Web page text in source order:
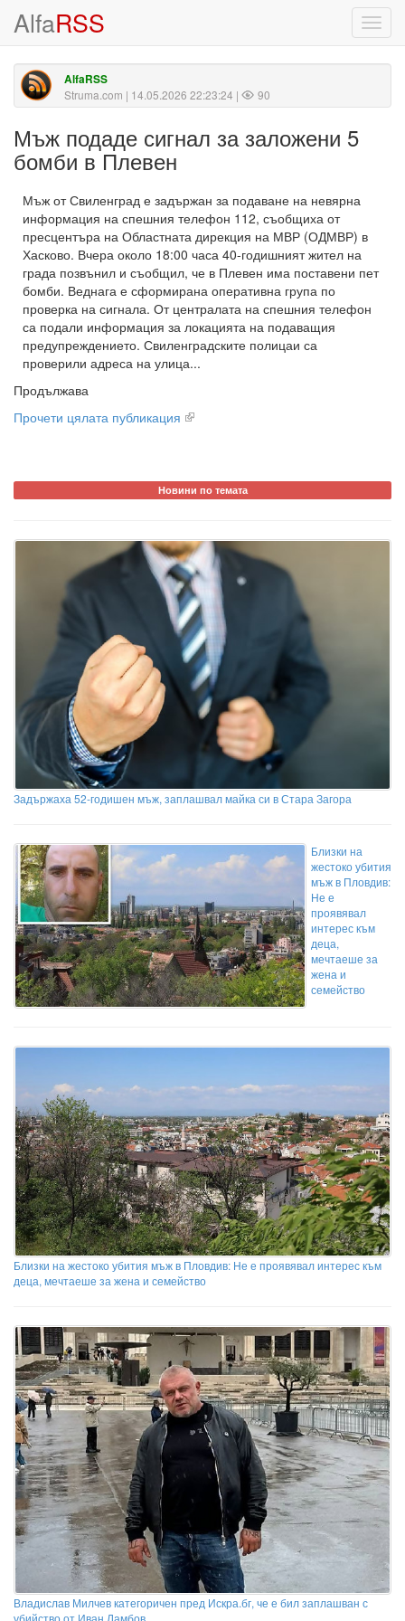
AlfaRSS
AlfaRSS
Struma.com | 14.05.2026 22:23:24 | 90
Мъж подаде сигнал за заложени 5
бомби в Плевен
Мъж от Свиленград е задържан за подаване на невярна
информация на спешния телефон 112, съобщиха от
пресцентъра на Областната дирекция на МВР (ОДМВР) в
Хасково. Вчера около 18:00 часа 40-годишният жител на
града позвънил и съобщил, че в Плевен има поставени пет
бомби. Веднага е сформирана оперативна група по
проверка на сигнала. От централата на спешния телефон
са подали информация за локацията на подаващия
предупреждението. Свиленградските полицаи са
проверили адреса на улица...
Продължава
Прочети цялата публикация
Новини по темата
Задържаха 52-годишен мъж, заплашвал майка си в Стара Загора
Близки на
жестоко убития
мъж в Пловдив:
Не е
проявявал
интерес към
деца,
мечтаеше за
жена и
семейство
Близки на жестоко убития мъж в Пловдив: Не е проявявал интерес към
деца, мечтаеше за жена и семейство
Владислав Милчев категоричен пред Искра.бг, че е бил заплашван с